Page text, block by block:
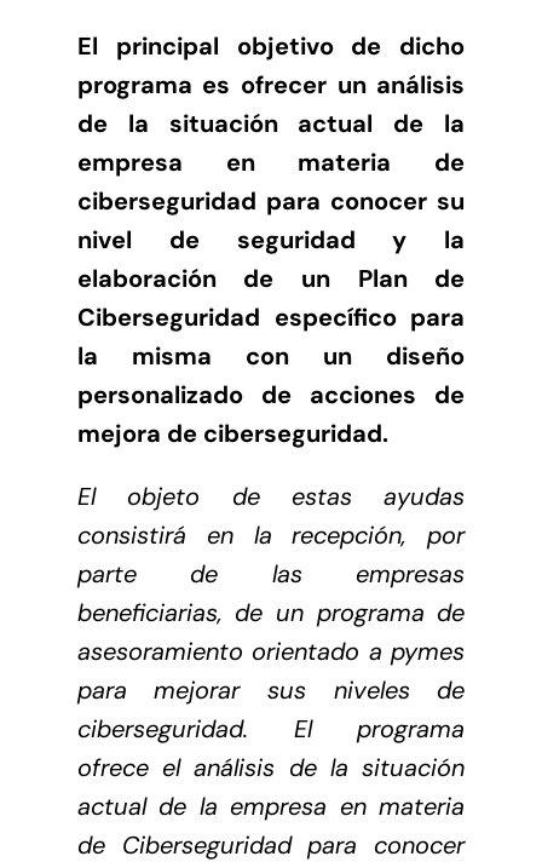
El principal objetivo de dicho
programa es ofrecer un análisis
de la situación actual de la
empresa en materia de
ciberseguridad para conocer su
nivel de seguridad y la
elaboración de un Plan de
Ciberseguridad específico para
la misma con un diseño
personalizado de acciones de
mejora de ciberseguridad.
El objeto de estas ayudas
consistirá en la recepción, por
parte de las empresas
beneficiarias, de un programa de
asesoramiento orientado a pymes
para mejorar sus niveles de
ciberseguridad. El programa
ofrece el análisis de la situación
actual de la empresa en materia
de Ciberseguridad para conocer